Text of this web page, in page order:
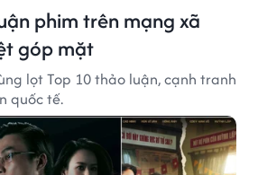
phim trên mạng xã
góp mặt
lọt Top 10 thảo luận, cạnh tranh
quốc tế.